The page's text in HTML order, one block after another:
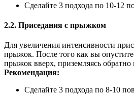
Сделайте 3 подхода по 10-12
2.2. Приседания с прыжком
Для увеличения интенсивности
прыжок. После того как вы
прыжок вверх, приземляясь обратно
Рекомендация:
Сделайте 3 подхода по 8-10